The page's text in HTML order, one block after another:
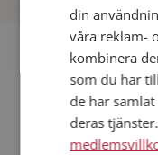
Fler singlar
Andra singlar från
Dejta män i Sverige
Dejta kvinnor i Sverige
din
våra reklam-
kombinera
som du har
de har
deras